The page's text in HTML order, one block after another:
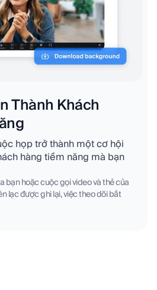
Thành Khách
họp trở thành một cơ hội
hàng tiềm năng mà bạn
bạn hoặc cuộc gọi video và thẻ của
lạc được ghi lại, việc theo dõi bắt